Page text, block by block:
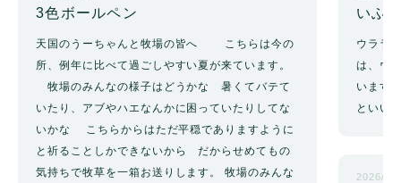
3色ボールペン
天国のうーちゃんと牧場の皆へ こちらは今の
所、例年に比べて過ごしやすい夏が来ています。
牧場のみんなの様子はどうかな 暑くてバテて
いたり、アブやハエなんかに困っていたりしてな
いかな こちらからはただ平穏でありますように
と祈ることしかできないから だからせめてもの
気持ちで牧草を一箱お送りします。 牧場のみんな
いふ
ウララ
は、ウ
います
といい
2026/